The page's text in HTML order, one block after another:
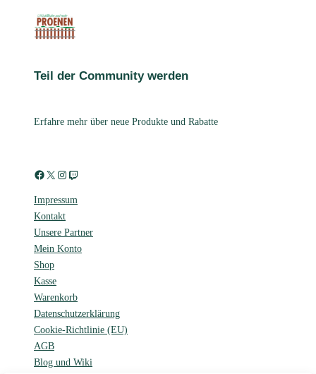
Teil der Community werden
Erfahre mehr über neue Produkte und Rabatte
Facebook X Instagram Twitch
Impressum
Kontakt
Unsere Partner
Mein Konto
Shop
Kasse
Warenkorb
Datenschutzerklärung
Cookie-Richtlinie (EU)
AGB
Blog und Wiki